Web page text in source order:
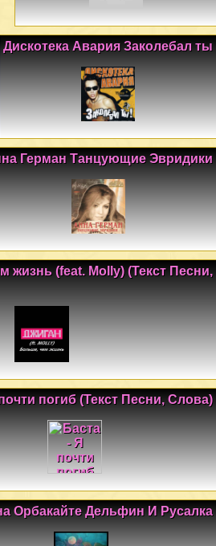
Дискотека Авария Заколебал ты
Герман Танцующие Эвридики
жизнь (feat. Molly) (Текст Песни,
погиб (Текст Песни, Слова)
Орбакайте Дельфин И Русалка